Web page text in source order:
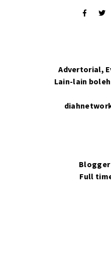
Advertorial,
Lain-lain
Full